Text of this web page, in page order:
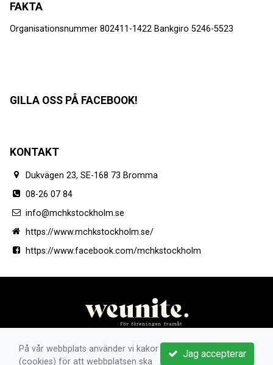
FAKTA
Organisationsnummer 802411-1422 Bankgiro 5246-5523
GILLA OSS PÅ FACEBOOK!
KONTAKT
Dukvägen 23, SE-168 73 Bromma
08-26 07 84
info@mchkstockholm.se
https://www.mchkstockholm.se/
https://www.facebook.com/mchkstockholm
Jag accepterar
På vår webbplats använder vi kakor
(cookies) för att webbplatsen ska